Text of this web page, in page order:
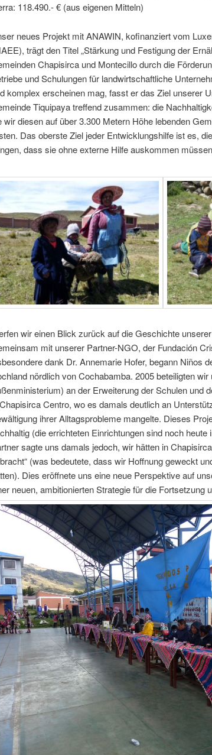
118.490.- € (aus eigenen Mitteln)
neues Projekt mit ANAWIN, kofinanziert vom
trägt den Titel „Stärkung und Festigung der
Chapisirca und Montecillo durch die
und Schulungen für landwirtschaftliche
komplex erscheinen mag, fasst er das Ziel unserer
Tiquipaya treffend zusammen: die
wir diesen auf über 3.300 Metern Höhe lebenden
Das oberste Ziel jeder Entwicklungshilfe ist es,
dass sie ohne externe Hilfe auskommen
wir einen Blick zurück auf die Geschichte
mit unserer Partner-NGO, der Fundación
dank Dr. Annemarie Hofer, begann Niños
nördlich von Cochabamba. 2005 beteiligten
an der Erweiterung der Schulen und
Centro, wo es damals deutlich an
ihrer Alltagsprobleme mangelte. Dieses
(die errichteten Einrichtungen sind noch
sagte uns damals jedoch, wir hätten in
(was bedeutete, dass wir Hoffnung geweckt
Dies eröffnete uns eine neue Perspektive auf
neuen, ambitionierten Strategie für die Fortsetzung